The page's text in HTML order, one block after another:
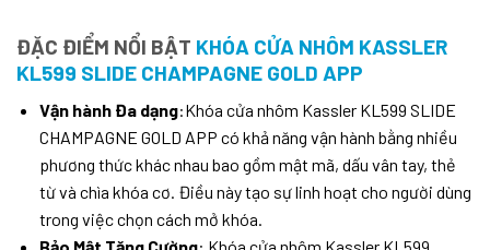
ĐẶC ĐIỂM NỔI BẬT KHÓA CỬA NHÔM KASSLER
KL599 SLIDE CHAMPAGNE GOLD APP
Vận hành Đa dạng:Khóa cửa nhôm Kassler KL599 SLIDE
CHAMPAGNE GOLD APP có khả năng vận hành bằng nhiều
phương thức khác nhau bao gồm mật mã, dấu vân tay, thẻ
từ và chìa khóa cơ. Điều này tạo sự linh hoạt cho người dùng
trong việc chọn cách mở khóa.